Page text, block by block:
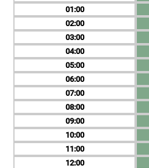
01
02
03
04
05
06
07
08
09
10
11
12